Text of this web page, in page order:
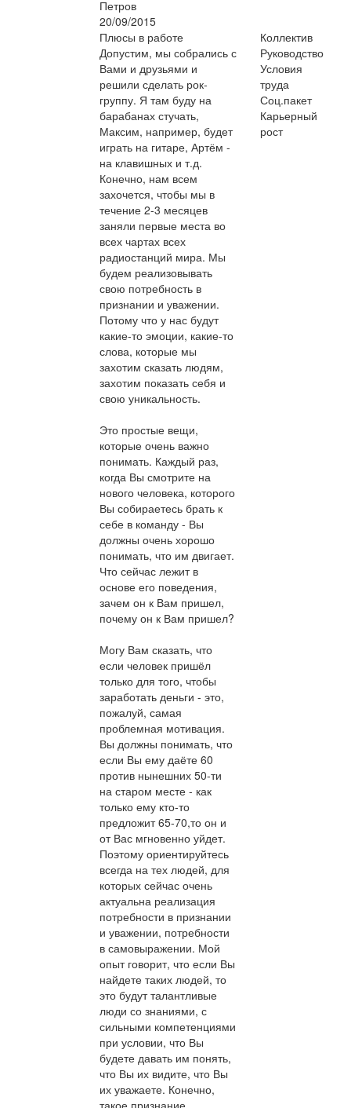
Петров
20/09/2015
Плюсы в работе
Допустим, мы собрались с
Вами и друзьями и
решили сделать рок-
группу. Я там буду на
барабанах стучать,
Максим, например, будет
играть на гитаре, Артём -
на клавишных и т.д.
Конечно, нам всем
захочется, чтобы мы в
течение 2-3 месяцев
заняли первые места во
всех чартах всех
радиостанций мира. Мы
будем реализовывать
свою потребность в
признании и уважении.
Потому что у нас будут
какие-то эмоции, какие-то
слова, которые мы
захотим сказать людям,
захотим показать себя и
свою уникальность.
Это простые вещи,
которые очень важно
понимать. Каждый раз,
когда Вы смотрите на
нового человека, которого
Вы собираетесь брать к
себе в команду - Вы
должны очень хорошо
понимать, что им двигает.
Что сейчас лежит в
основе его поведения,
зачем он к Вам пришел,
почему он к Вам пришел?
Могу Вам сказать, что
если человек пришёл
только для того, чтобы
заработать деньги - это,
пожалуй, самая
проблемная мотивация.
Вы должны понимать, что
если Вы ему даёте 60
против нынешних 50-ти
на старом месте - как
только ему кто-то
предложит 65-70,то он и
от Вас мгновенно уйдет.
Поэтому ориентируйтесь
всегда на тех людей, для
которых сейчас очень
актуальна реализация
потребности в признании
и уважении, потребности
в самовыражении. Мой
опыт говорит, что если Вы
найдете таких людей, то
это будут талантливые
люди со знаниями, с
сильными компетенциями
при условии, что Вы
будете давать им понять,
что Вы их видите, что Вы
их уважаете. Конечно,
Коллектив
Руководство
Условия
труда
Соц.пакет
Карьерный
рост